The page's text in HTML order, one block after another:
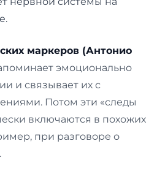
маркеров (Антонио
эмоционально
и связывает их с
Потом эти «следы
включаются в похожих
при разговоре о